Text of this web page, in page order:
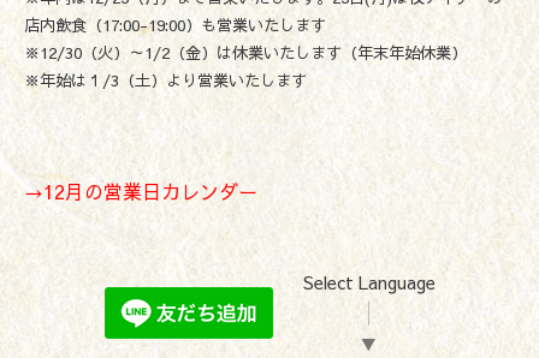
店内飲食（17:00-19:00）も営業いたします
※12/30（火）～1/2（金）は休業いたします（年末年始休業）
※年始は１/3（土）より営業いたします
→12月の営業日カレンダー
Select Language
▼